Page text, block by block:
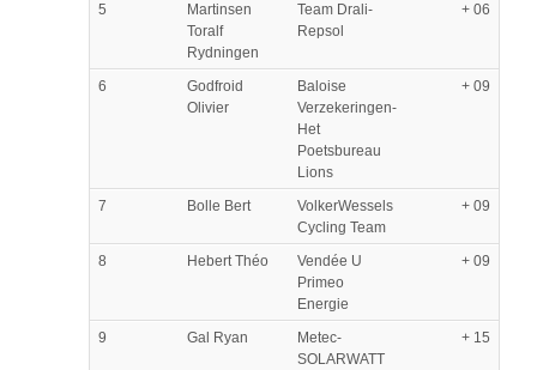
5
Martinsen
Toralf
Rydningen
Team Drali-
Repsol
+ 06
6
Godfroid
Olivier
Baloise
Verzekeringen-
Het
Poetsbureau
Lions
+ 09
7 Bolle Bert
VolkerWessels
Cycling Team
+ 09
8 Hebert Théo
Vendée U
Primeo
Energie
+ 09
9 Gal Ryan
Metec-
SOLARWATT
+ 15